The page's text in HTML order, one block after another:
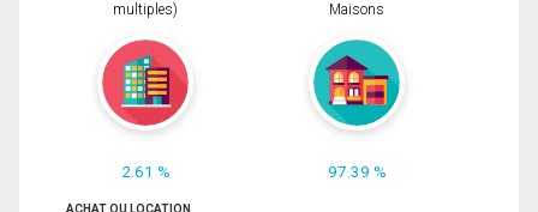
multiples)
2.61 %
Maisons
97.39 %
ACHAT OU LOCATION